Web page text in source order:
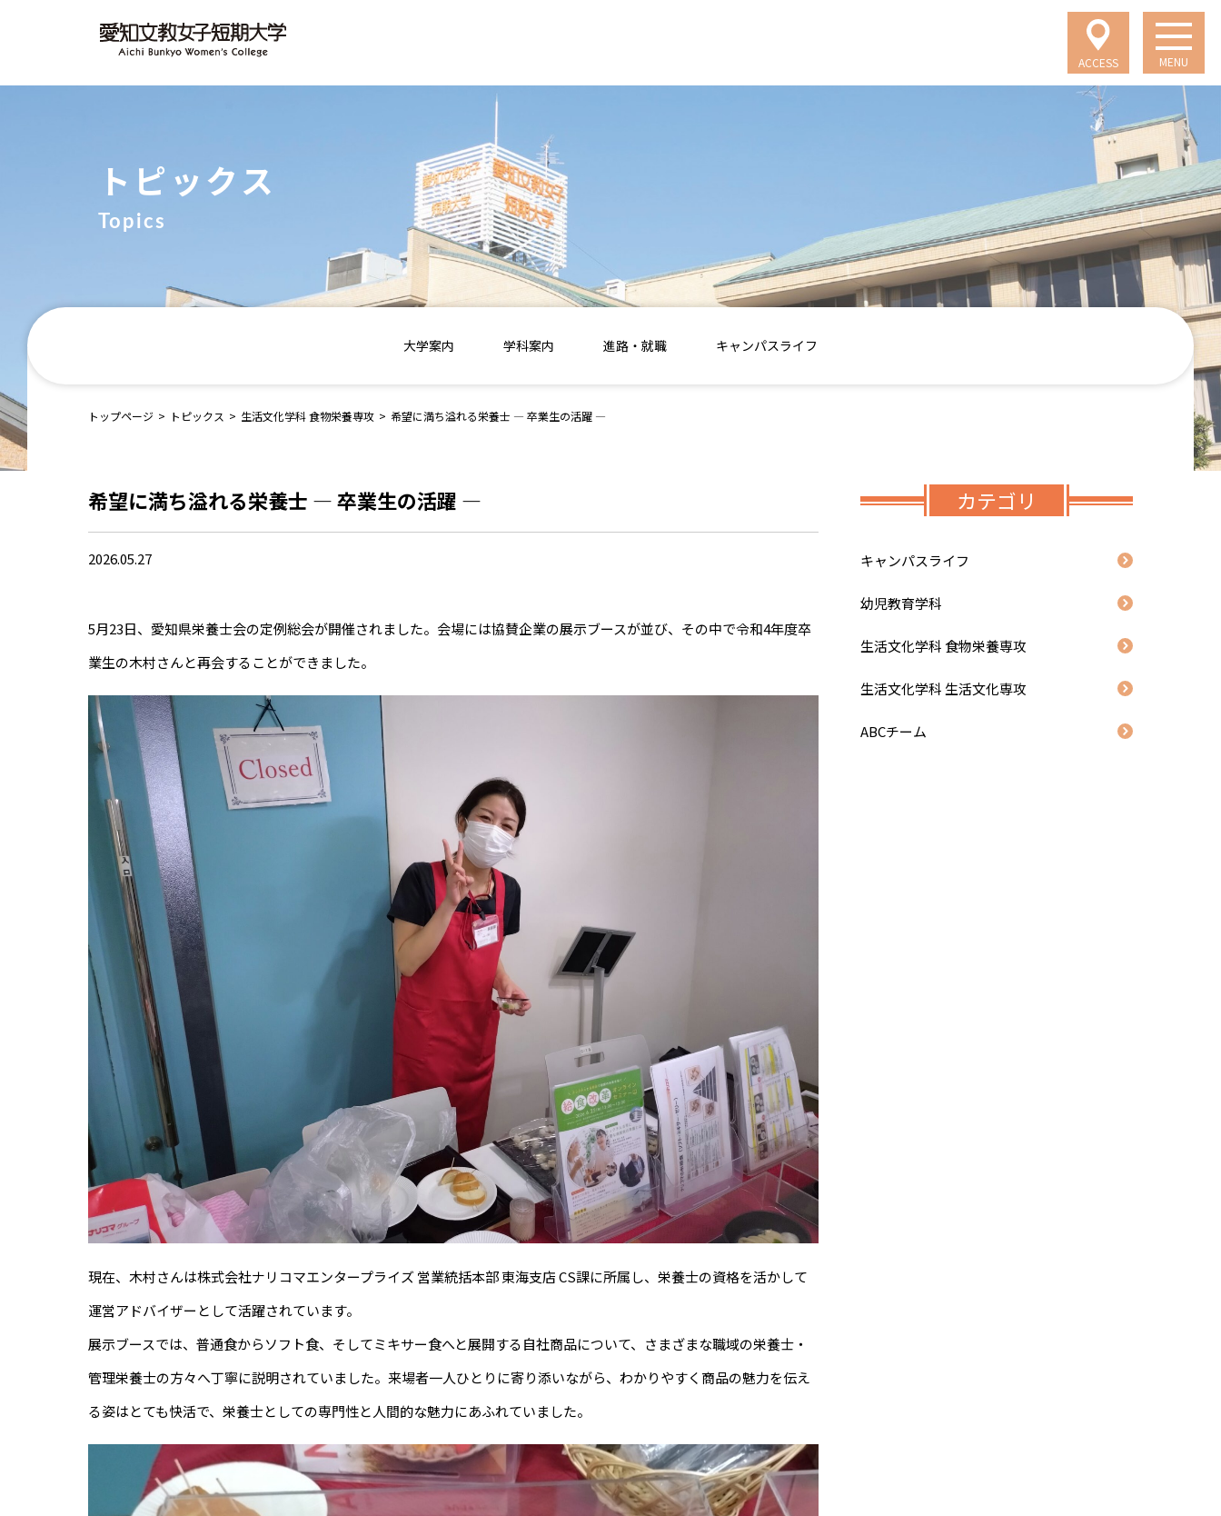
ACCESS
トピックス
Topics
MENU
大学案内 学科案内 進路・就職 キャンパスライフ
トップページ > トピックス > 生活文化学科 食物栄養専攻 > 希望に満ち溢れる栄養士 ― 卒業生の活躍 ―
希望に満ち溢れる栄養士 ― 卒業生の活躍 ―
2026.05.27
5月23日、愛知県栄養士会の定例総会が開催されました。会場には協賛企業の展示ブースが並び、その中で令和4年度卒
業生の木村さんと再会することができました。
現在、木村さんは株式会社ナリコマエンタープライズ 営業統括本部 東海支店 CS課に所属し、栄養士の資格を活かして
運営アドバイザーとして活躍されています。
展示ブースでは、普通食からソフト食、そしてミキサー食へと展開する自社商品について、さまざまな職域の栄養士・
管理栄養士の方々へ丁寧に説明されていました。来場者一人ひとりに寄り添いながら、わかりやすく商品の魅力を伝え
る姿はとても快活で、栄養士としての専門性と人間的な魅力にあふれていました。
カテゴリ
キャンパスライフ
幼児教育学科
生活文化学科 食物栄養専攻
生活文化学科 生活文化専攻
ABCチーム